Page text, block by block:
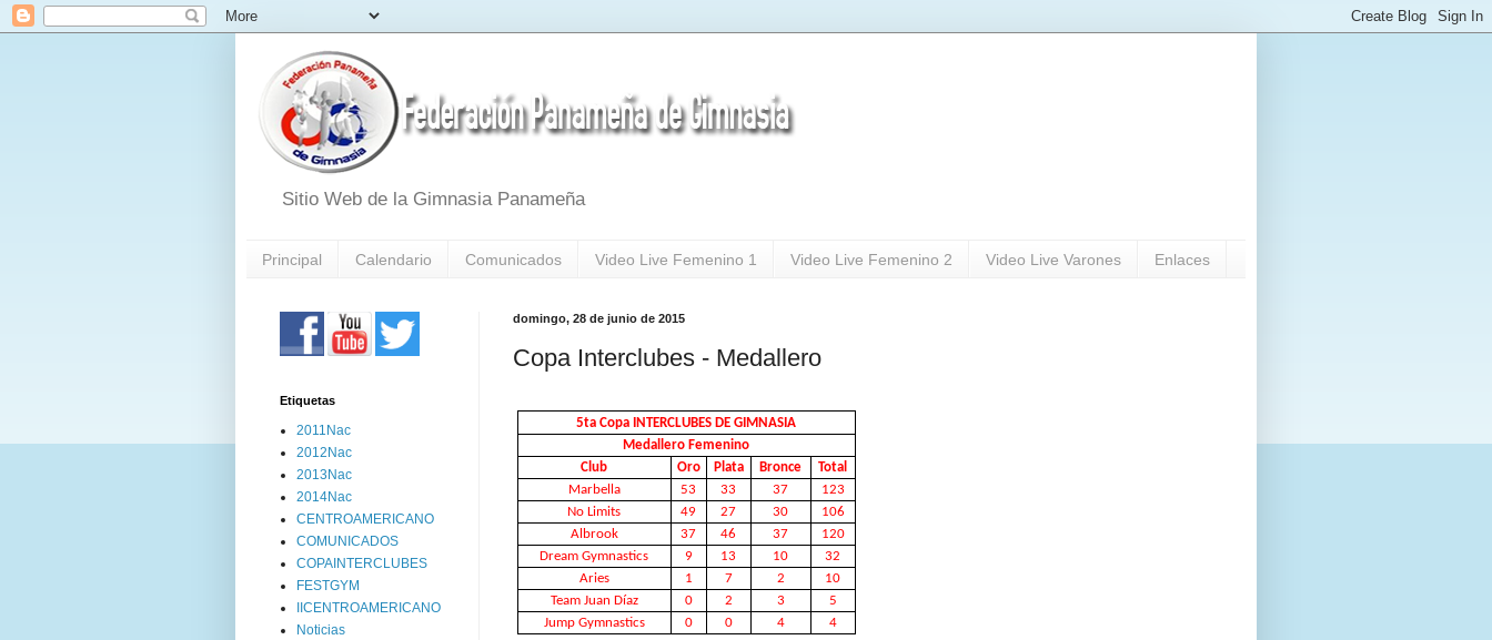
Sitio Web de la Gimnasia Panameña
Principal Calendario Comunicados Video Live Femenino 1 Video Live Femenino 2 Video Live Varones Enlaces
domingo, 28 de junio de 2015
Copa Interclubes - Medallero
5ta Copa INTERCLUBES DE GIMNASIA
Medallero Femenino
Club
Oro Plata Bronce
Total
Marbella
53 33 37
123
No Limits
49 27 30
106
Albrook
37 46 37
120
Dream Gymnastics
9 13 10
32
Aries
1 7 2
10
Team Juan Díaz
0 2 3
5
Jump Gymnastics
0 0 4 4
Etiquetas
2011Nac
2012Nac
2013Nac
2014Nac
CENTROAMERICANO
COMUNICADOS
COPAINTERCLUBES
FESTGYM
IICENTROAMERICANO
Noticias